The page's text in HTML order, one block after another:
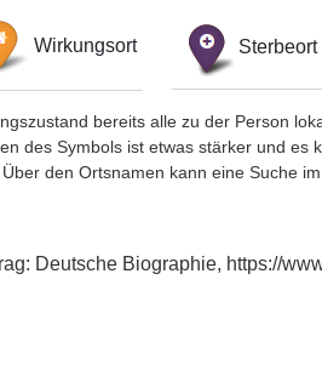
Wirkungsort Sterbeort
bereits alle zu der Person
des Symbols ist etwas stärker und
den Ortsnamen kann eine Suche
Deutsche Biographie, https://